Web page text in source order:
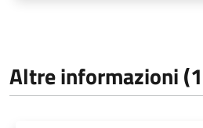
Altre informazioni